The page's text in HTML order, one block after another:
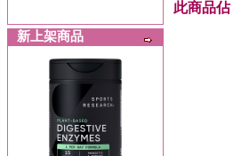
新上架商品
此商品佔